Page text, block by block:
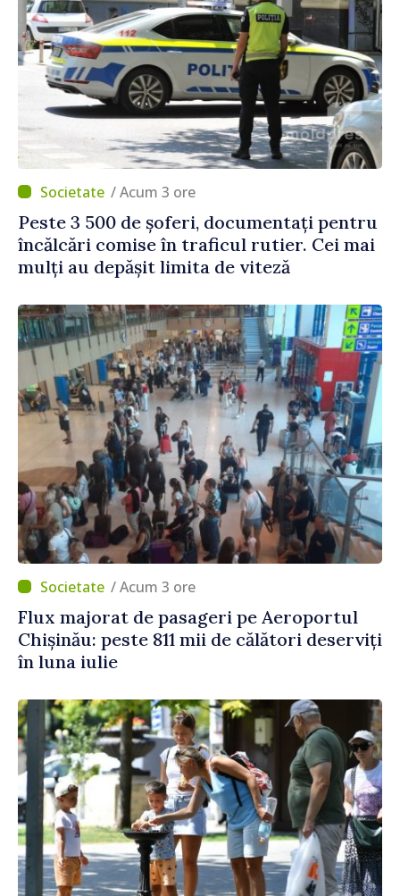
/ Acum 3 ore
Peste 3 500 de șoferi, documentați pentru
încălcări comise în traficul rutier. Cei mai
mulți au depășit limita de viteză
/ Acum 3 ore
Flux majorat de pasageri pe Aeroportul
Chișinău: peste 811 mii de călători deserviți
în luna iulie